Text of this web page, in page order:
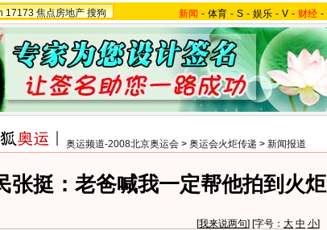
17173 焦点房地产 搜狗 新闻 - 体育 - S - 娱乐 - V - 财经 -
奥运频道-2008北京奥运会 > 奥运会火炬传递 > 新闻报道
张挺：老爸喊我一定帮他拍到火炬
[我来说两句] [字号： 大 中 小]